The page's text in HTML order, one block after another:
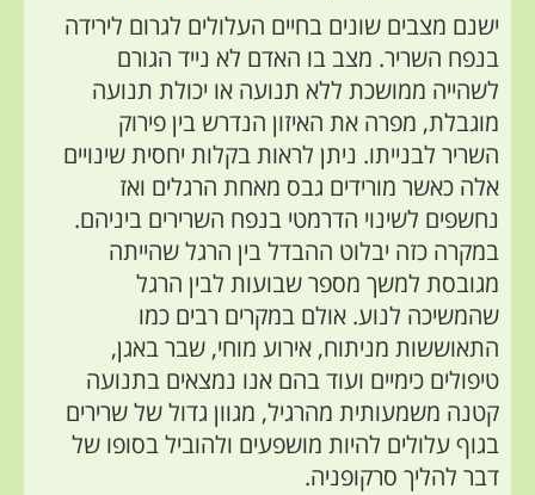
ישנם מצבים שונים בחיים העלולים לגרום לירידה
בנפח השריר. מצב בו האדם לא נייד הגורם
לשהייה ממושכת ללא תנועה או יכולת תנועה
מוגבלת, מפרה את האיזון הנדרש בין פירוק
השריר לבנייתו. ניתן לראות בקלות יחסית שינויים
אלה כאשר מורידים גבס מאחת הרגלים ואז
נחשפים לשינוי הדרמטי בנפח השרירים ביניהם.
במקרה כזה יבלוט ההבדל בין הרגל שהייתה
מגובסת למשך מספר שבועות לבין הרגל
שהמשיכה לנוע. אולם במקרים רבים כמו
התאוששות מניתוח, אירוע מוחי, שבר באגן,
טיפולים כימיים ועוד בהם אנו נמצאים בתנועה
קטנה משמעותית מהרגיל, מגוון גדול של שרירים
בגוף עלולים להיות מושפעים ולהובילבסופו של
דבר להליך סרקופניה.